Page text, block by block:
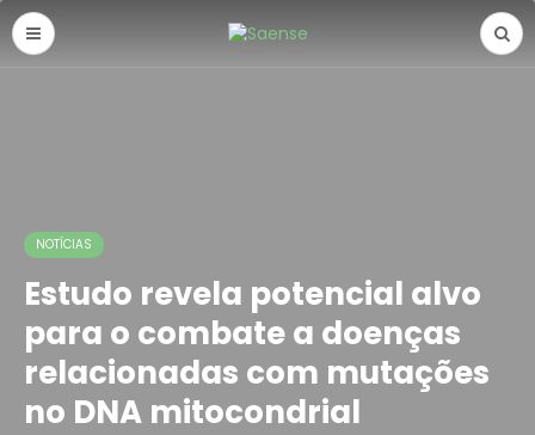
NOTÍCIAS
Estudo revela potencial alvo
para o combate a doenças
relacionadas com mutações
no DNA mitocondrial